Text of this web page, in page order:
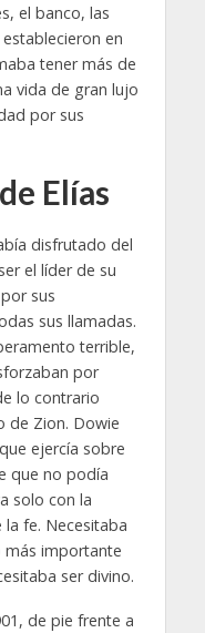
el banco, las
en
tener más de
vida de gran lujo
por sus
Elías
disfrutado del
el líder de su
sus
sus llamadas.
terrible,
por
lo contrario
de Zion. Dowie
ejercía sobre
que no podía
solo con la
fe. Necesitaba
más importante
ser divino.
de pie frente a